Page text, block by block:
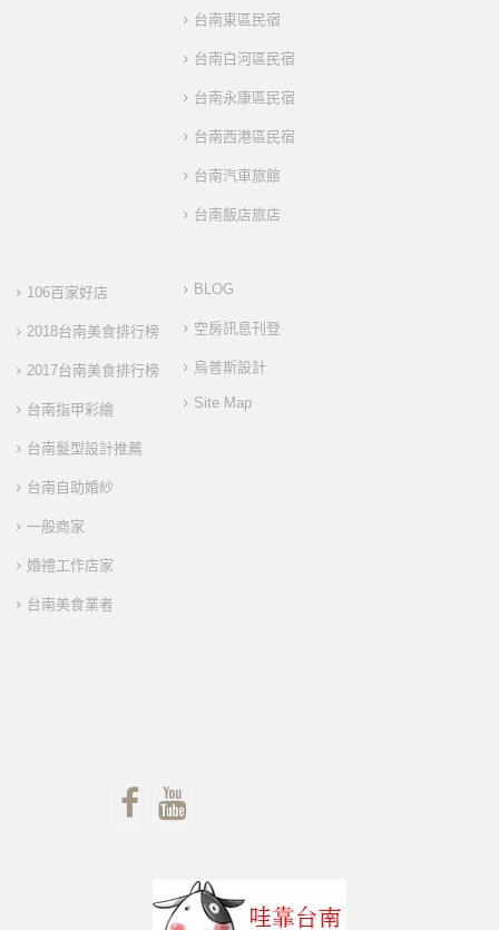
台南東區民宿
台南白河區民宿
台南永康區民宿
台南西港區民宿
台南汽車旅館
台南飯店旅店
106百家好店
2018台南美食排行榜
2017台南美食排行榜
台南指甲彩繪
台南髮型設計推薦
台南自助婚紗
一般商家
婚禮工作店家
台南美食業者
BLOG
空房訊息刊登
烏普斯設計
Site Map